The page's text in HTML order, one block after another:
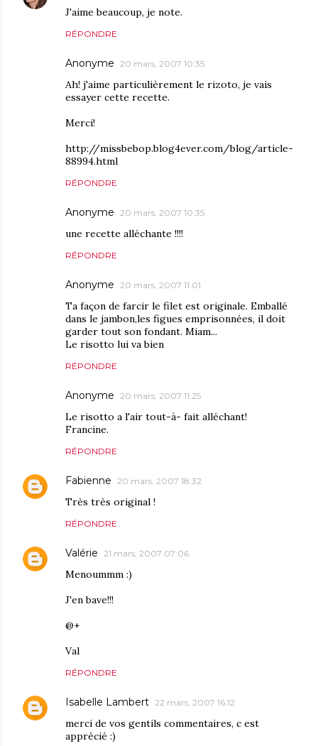
J'aime beaucoup, je note.
RÉPONDRE
Anonyme 20 mars, 2007 10:35
Ah! j'aime particulièrement le rizoto, je vais
essayer cette recette.
Merci!
http://missbebop.blog4ever.com/blog/article-
88994.html
RÉPONDRE
Anonyme 20 mars, 2007 10:35
une recette alléchante !!!!
RÉPONDRE
Anonyme 20 mars, 2007 11:01
Ta façon de farcir le filet est originale. Emballé
dans le jambon,les figues emprisonnées, il doit
garder tout son fondant. Miam...
Le risotto lui va bien
RÉPONDRE
Anonyme 20 mars, 2007 11:25
Le risotto a l'air tout-à- fait alléchant!
Francine.
RÉPONDRE
Fabienne 20 mars, 2007 18:32
Très très original !
RÉPONDRE
Valérie 21 mars, 2007 07:06
Menoummm :)
J'en bave!!!
@+
Val
RÉPONDRE
Isabelle Lambert 22 mars, 2007 16:12
merci de vos gentils commentaires, c est
apprécié :)